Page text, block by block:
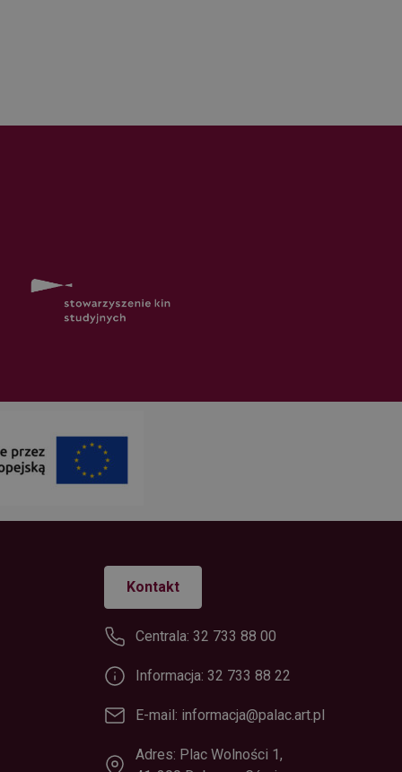
Kontakt
Centrala: 32 733 88 00
Informacja: 32 733 88 22
E-mail: informacja@palac.art.pl
Adres: Plac Wolności 1,